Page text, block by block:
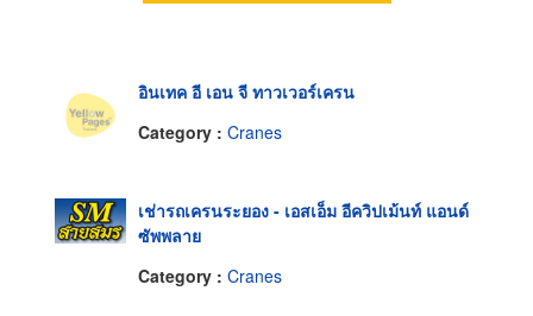
อินเทค อี เอน จี ทาวเวอร์เครน
Category : Cranes
เช่ารถเครนระยอง - เอสเอ็ม อีควิปเม้นท์ แอนด์
ซัพพลาย
Category : Cranes